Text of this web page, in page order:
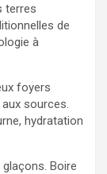
terres
de
à
foyers
sources.
hydratation
glaçons. Boire